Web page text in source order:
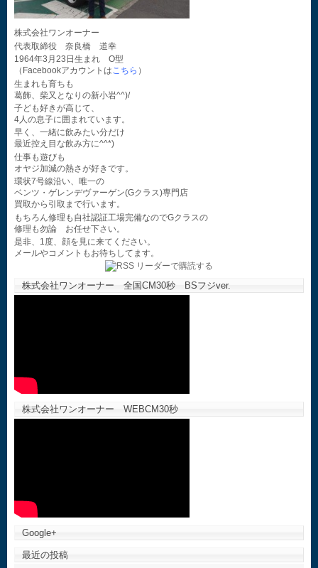
株式会社ワンオーナー
代表取締役 奈良橋 道幸
1964年3月23日生まれ O型
（Facebookアカウントはこちら ）
生まれも育ちも
葛飾、柴又となりの新小岩^^)/
子ども好きが高じて、
4人の息子に囲まれています。
早く、一緒に飲みたい分だけ
最近控え目な飲み方に^^*)
仕事も遊びも
オヤジ加減の熱さが好きです。
環状7号線沿い、唯一の
ベンツ・ゲレンデヴァーゲン(Gクラス)専門店
買取から引取まで行います。
もちろん修理も自社認証工場完備なのでGクラスの
修理も勿論 お任せ下さい。
是非、1度、顔を見に来てください。
メールやコメントもお待ちしてます。
株式会社ワンオーナー 全国CM30秒 BSフジver.
株式会社ワンオーナー WEBCM30秒
Google+
最近の投稿